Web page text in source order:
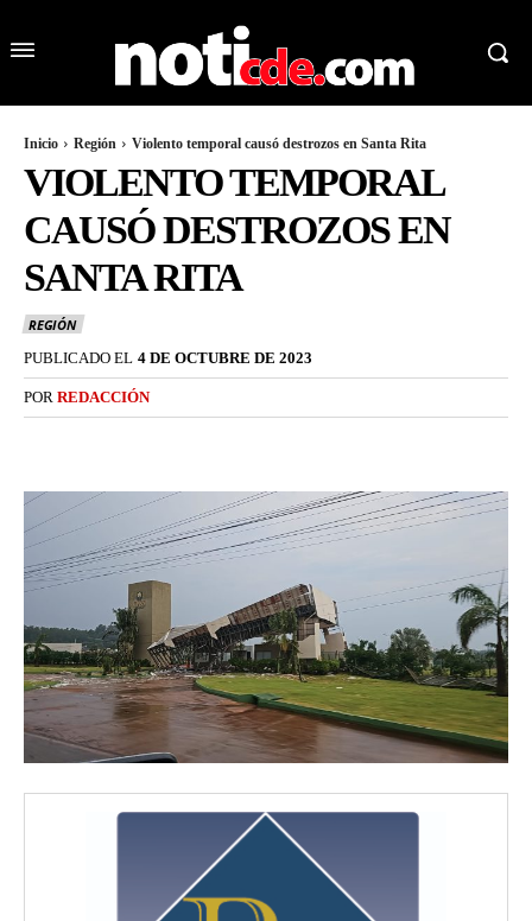
Inicio Región Violento temporal causó destrozos en Santa Rita
VIOLENTO TEMPORAL
CAUSÓ DESTROZOS EN
SANTA RITA
REGIÓN
PUBLICADO EL 4 DE OCTUBRE DE 2023
POR REDACCIÓN